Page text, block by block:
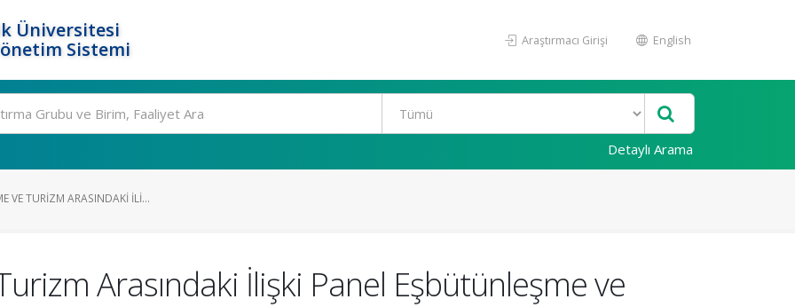
Üniversitesi
Sistemi
Araştırmacı Girişi English
Detaylı Arama
VE TURIZM ARASINDAKI İLI...
Arasındaki İlişki Panel Eşbütünleşme ve